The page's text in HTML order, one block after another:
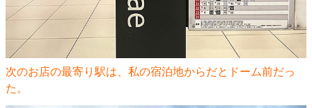
次のお店の最寄り駅は、私の宿泊地からだとドーム前だっ
た。